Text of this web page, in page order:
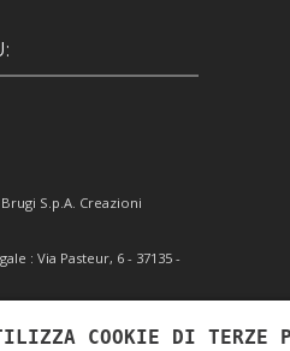
S.p.A. Creazioni
: Via Pasteur, 6 - 37135 -
Reg. Impr. Verona
COOKIE DI TERZE